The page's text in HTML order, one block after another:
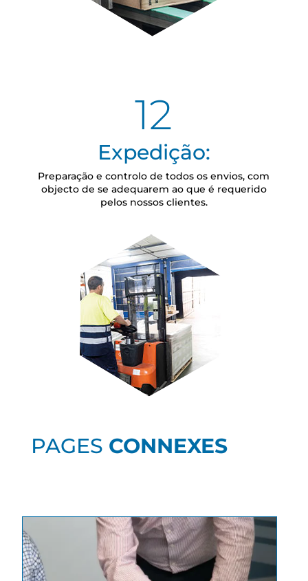
12
Expedição:
Preparação e controlo de todos os envios, com
objecto de se adequarem ao que é requerido
pelos nossos clientes.
PAGES CONNEXES